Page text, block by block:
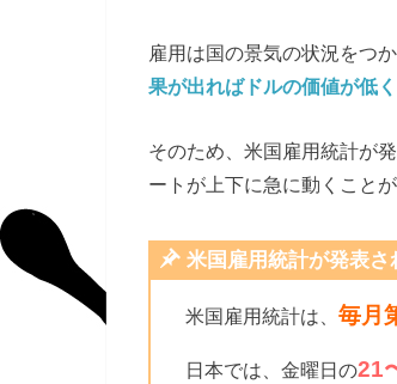
雇用は国の景気の状況をつ
果が出ればドルの価値が低
そのため、米国雇用統計が
ートが上下に急に動くことが
米国雇用統計が発表さ
米国雇用統計は、毎月
日本では、金曜日の21